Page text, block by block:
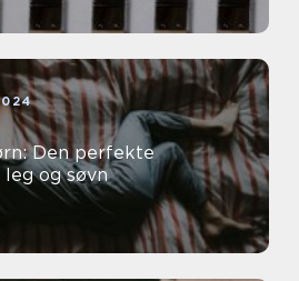
Den perfekte
og søvn